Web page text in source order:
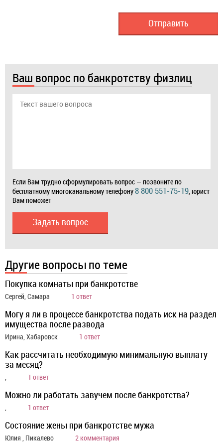
Ваш вопрос по банкротству физлиц
Если Вам трудно сформулировать вопрос — позвоните по
бесплатному многоканальному телефону8 800 551-75-19, юрист
Вам поможет
Задать вопрос
Другие вопросы по теме
Покупка комнаты при банкротстве
Сергей, Самара 1 ответ
Могу я ли в процессе банкротства подать иск на раздел
имущества после развода
Ирина, Хабаровск 1 ответ
Как рассчитать необходимую минимальную выплату
за месяц?
, 1 ответ
Можно ли работать завучем после банкротства?
, 1 ответ
Состояние жены при банкротстве мужа
Юлия , Пикалево 2 комментария